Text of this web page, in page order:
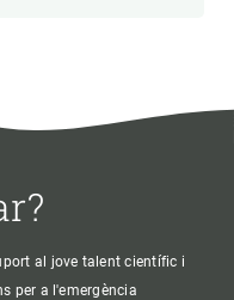
al jove talent científic i
per a l'emergència